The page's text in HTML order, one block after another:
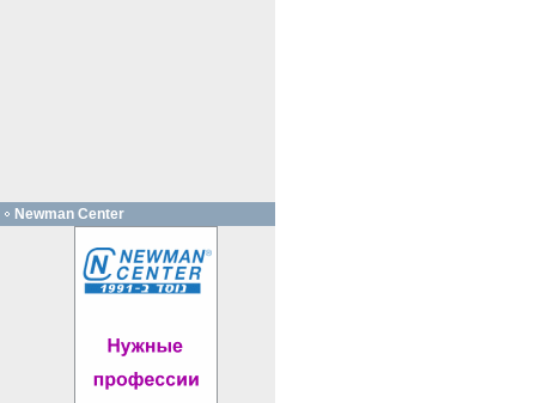
Newman Center